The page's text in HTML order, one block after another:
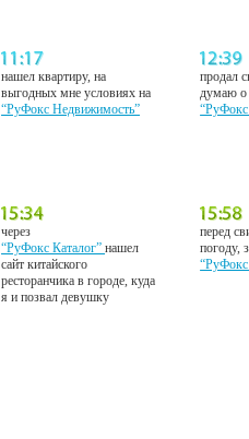
нашел квартиру, на
выгодных мне условиях на
“РуФокс Недвижимость”
продал
думаю о
через
“РуФокс Каталог”нашел
сайт китайского
ресторанчика в городе, куда
я и позвал девушку
перед
погоду,